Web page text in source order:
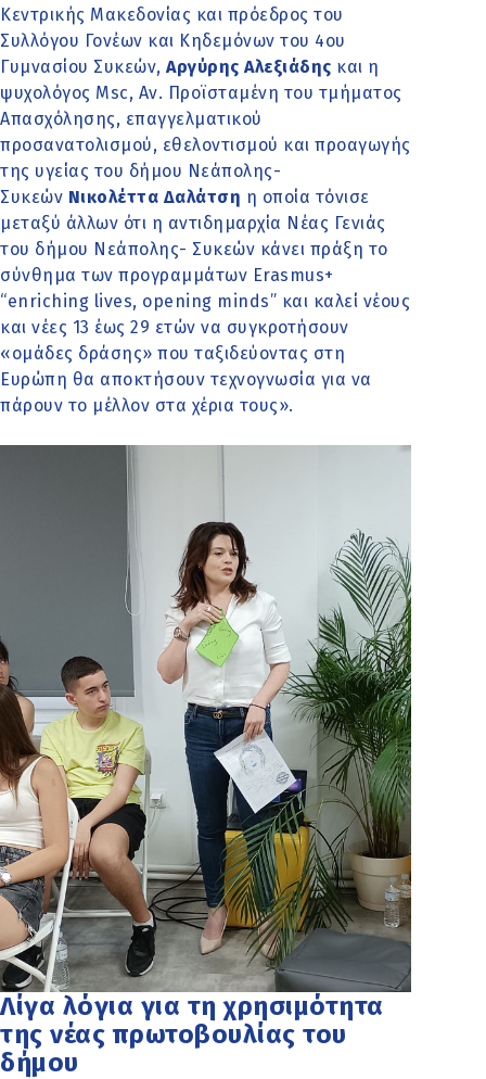
Κεντρικής Μακεδονίας και πρόεδρος του
Συλλόγου Γονέων και Κηδεμόνων του 4ου
Γυμνασίου Συκεών, Αργύρης Αλεξιάδης και η
ψυχολόγος Msc, Αν. Προϊσταμένη του τμήματος
Απασχόλησης, επαγγελματικού
προσανατολισμού, εθελοντισμού και προαγωγής
της υγείας του δήμου Νεάπολης-
Συκεών Νικολέττα Δαλάτση η οποία τόνισε
μεταξύ άλλων ότι η αντιδημαρχία Νέας Γενιάς
του δήμου Νεάπολης- Συκεών κάνει πράξη το
σύνθημα των προγραμμάτων Erasmus+
“enriching lives, opening minds” και καλεί νέους
και νέες 13 έως 29 ετών να συγκροτήσουν
«ομάδες δράσης» που ταξιδεύοντας στη
Ευρώπη θα αποκτήσουν τεχνογνωσία για να
πάρουν το μέλλον στα χέρια τους».
Λίγα λόγια για τη χρησιμότητα
της νέας πρωτοβουλίας του
δήμου